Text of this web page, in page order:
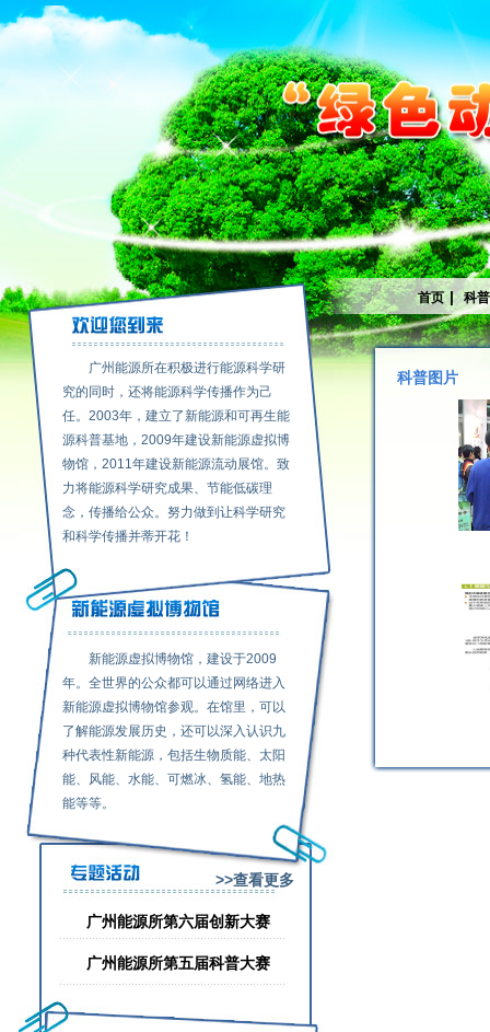
广州能源所在积极进行能源科学研
究的同时，还将能源科学传播作为己
任。2003年，建立了新能源和可再生能
源科普基地，2009年建设新能源虚拟博
物馆，2011年建设新能源流动展馆。致
力将能源科学研究成果、节能低碳理
念，传播给公众。努力做到让科学研究
和科学传播并蒂开花！
新能源虚拟博物馆，建设于2009
年。全世界的公众都可以通过网络进入
新能源虚拟博物馆参观。在馆里，可以
了解能源发展历史，还可以深入认识九
种代表性新能源，包括生物质能、太阳
能、风能、水能、可燃冰、氢能、地热
能等等。
>>查看更多
广州能源所第六届创新大赛
广州能源所第五届科普大赛
首页 | 科
科普图片